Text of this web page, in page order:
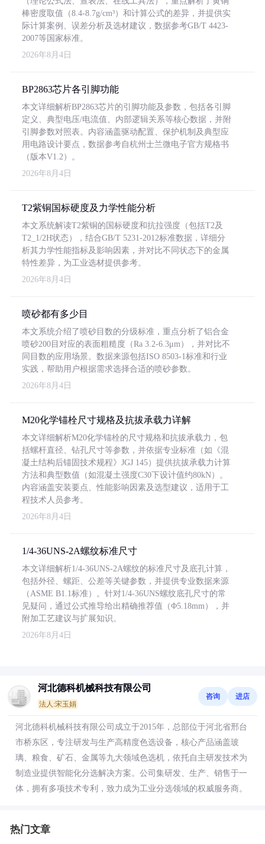
棒密度取值（8.4-8.7g/cm³）和计算公式的差异，并提供实
际计算案例、误差分析及选材建议，数据参考GB/T 4423-
2007等国家标准。
2026年8月4日
BP2863芯片各引脚功能
本文详细解析BP2863芯片的引脚功能及参数，包括各引脚
定义、典型电压/电流值、内部逻辑关系等核心数据，并附
引脚参数对照表。内容涵盖驱动配置、保护机制及典型应
用电路设计要点，数据参考自杭州士兰微电子官方规格书
（版本V1.2）。
2026年8月4日
T2紫铜国标硬度及力学性能分析
本文系统解读T2紫铜的国标硬度和抗拉强度（包括T2及
T2_1/2H状态），结合GB/T 5231-2012标准数据，详细分
析其力学性能指标及影响因素，并对比不同状态下的金属
特性差异，为工业选材提供参考。
2026年8月4日
喷砂都有多少目
本文系统介绍了喷砂目数的分级标准，重点分析了铝合金
喷砂200目对应的表面粗糙度（Ra 3.2-6.3μm），并对比不
同目数的应用场景。数据来源包括ISO 8503-1标准和行业
实践，帮助用户根据需求选择合适的喷砂参数。
2026年8月4日
M20化学锚栓尺寸规格及抗拔承载力详解
本文详细解析M20化学锚栓的尺寸规格和抗拔承载力，包
括螺杆直径、钻孔尺寸等参数，并依据专业标准（如《混
凝土结构后锚固技术规程》JGJ 145）提供抗拔承载力计算
方法和典型数值（如混凝土强度C30下设计值约80kN）。
内容涵盖安装要点、性能影响因素及选型建议，适用于工
程技术人员参考。
2026年8月4日
1/4-36UNS-2A螺纹标准尺寸
本文详细解析1/4-36UNS-2A螺纹的标准尺寸及底孔计算，
包括外径、螺距、公差等关键参数，并提供专业数据来源
（ASME B1.1标准）。针对1/4-36UNS螺纹底孔尺寸的常
见疑问，通过公式推导给出精确推荐值（Φ5.18mm），并
附加工艺建议与扩展知识。
2026年8月4日
河北德科机械科技有限公司
法人:宋玉娟
咨询 进店
河北德科机械科技有限公司成立于2015年，总部位于河北省邢台
市桥东区，专注研发与生产高精度色选设备，核心产品涵盖玻
璃、粮食、矿石、金属等九大领域色选机，依托自主研发技术为
制造业提供智能化分选解决方案。公司集研发、生产、销售于一
体，拥有多项技术专利，致力成为工业分选领域的权威服务商。
热门文章